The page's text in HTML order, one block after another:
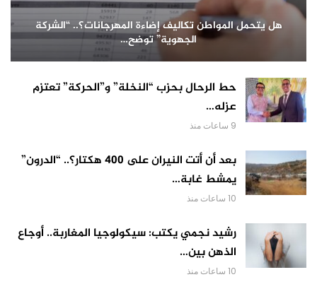
هل يتحمل المواطن تكاليف إضاءة المهرجانات؟.. “الشركة
الجهوية” توضح…
حط الرحال بحزب “النخلة” و”الحركة” تعتزم
عزله…
9 ساعات منذ
بعد أن أتت النيران على 400 هكتار؟.. “الدرون”
يمشط غابة…
10 ساعات منذ
رشيد نجمي يكتب: سيكولوجيا المغاربة.. أوجاع
الذهن بين…
10 ساعات منذ